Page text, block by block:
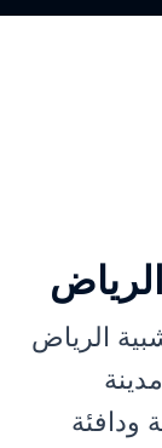
الرياض
ودافئة